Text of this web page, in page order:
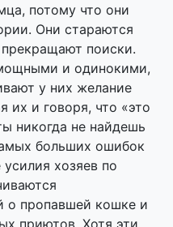
потому что они
Они стараются
поиски.
и одинокими,
у них желание
их и говоря, что «это
никогда не найдешь
больших ошибок
хозяев по
о пропавшей кошке и